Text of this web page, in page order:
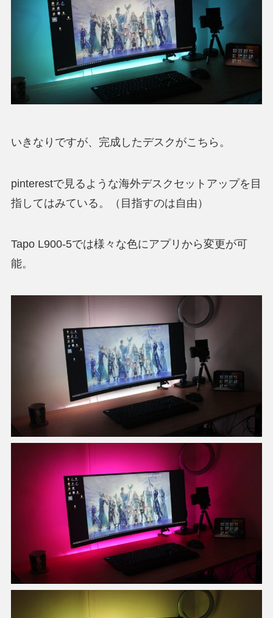
いきなりですが、完成したデスクがこちら。
pinterestで見るような海外デスクセットアップを目
指してはみている。（目指すのは自由）
Tapo L900-5では様々な色にアプリから変更が可
能。